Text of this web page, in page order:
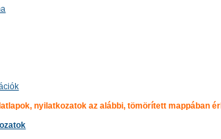
nyilatkozatok az alábbi, tömörített mappában